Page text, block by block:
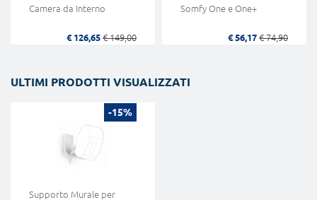
Camera da Interno
€ 126,65 € 149,00
Somfy One e One+
€ 56,17 € 74,90
ULTIMI PRODOTTI VISUALIZZATI
-15%
Supporto Murale per